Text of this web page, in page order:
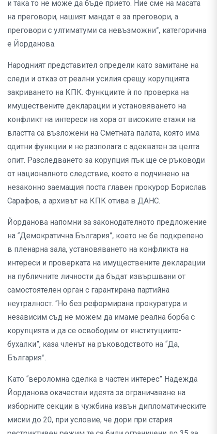
и така то не може да бъде прието. Ние сме на масата
на преговори, нашият мандат е за преговори, а
преговори с ултиматуми са невъзможни”, категорична
е Йорданова.
Народният представител определи като замитане на
следи и отказ от реални усилия срещу корупцията
закриването на КПК. Функциите ѝ по проверка на
имуществените декларации и установяването на
конфликт на интереси на хора от високите етажи на
властта са възложени на Сметната палата, която има
одитни функции и не разполага с адекватен за целта
опит. Разследването за корупция пък ще се ръководи
от националното следствие, което е подчинено на
незаконно заемащия поста главен прокурор Борислав
Сарафов, а архивът на КПК отива в ДАНС.
Йорданова напомни за законодателното предложение
на “Демократична България”, което не бе подкрепено
в пленарна зала, установяването на конфликта на
интереси и проверката на имуществените декларации
на публичните личности да бъдат извършвани от
самостоятелен орган с гарантирана партийна
неутралност. “Но без реформирана прокуратура и
независим съд не можем да имаме реална борба с
корупцията и да се освободим от институциите-
бухалки”, каза членът на ръководството на “Да,
България”.
Като “вероломна сделка в частен интерес” Надежда
Йорданова окачестви идеята за ограничаване на
изборните секции в чужбина извън дипломатическите
мисии до 20, при условие, че дори при стария